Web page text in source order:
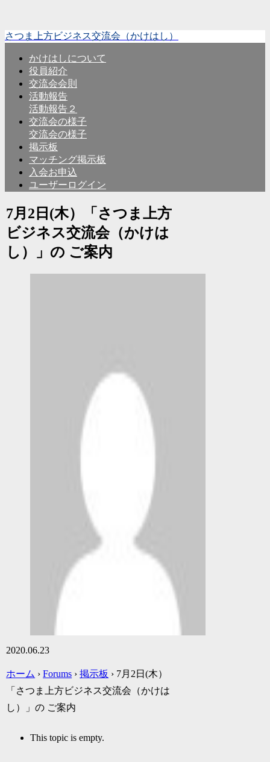
さつま上方ビジネス交流会（かけはし）
かけはしについて
役員紹介
交流会会則
活動報告
活動報告２
交流会の様子
交流会の様子
掲示板
マッチング掲示板
入会お申込
ユーザーログイン
7月2日(木）「さつま上方
ビジネス交流会（かけは
し）」の ご案内
2020.06.23
ホーム › Forums › 掲示板 › 7月2日(木）
「さつま上方ビジネス交流会（かけは
し）」の ご案内
This topic is empty.